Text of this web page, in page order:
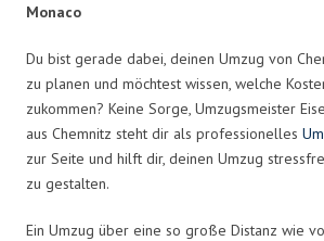
Monaco
Du bist gerade dabei, deinen Umzug von
zu planen und möchtest wissen, welche
zukommen? Keine Sorge, Umzugsmeister
aus Chemnitz steht dir als professionelles
zur Seite und hilft dir, deinen Umzug
zu gestalten.
Ein Umzug über eine so große Distanz wie